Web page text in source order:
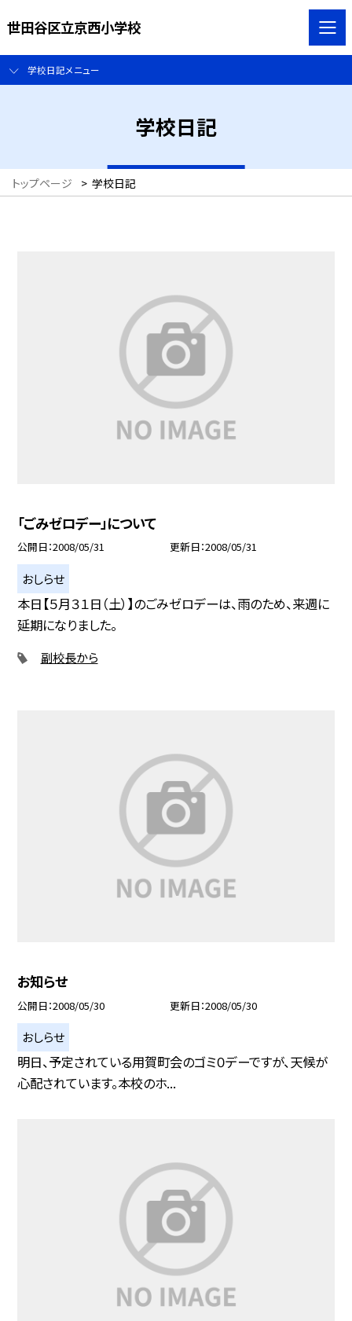
世田谷区立京西小学校
学校日記メニュー
学校日記
トップページ > 学校日記
「ごみゼロデー」について
公開日 2008/05/31 更新日 2008/05/31
おしらせ
本日【５月３１日（土）】のごみゼロデーは、雨のため、来週に
延期になりました。
副校長から
お知らせ
公開日 2008/05/30 更新日 2008/05/30
おしらせ
明日、予定されている用賀町会のゴミ０デーですが、天候が
心配されています。本校のホ...